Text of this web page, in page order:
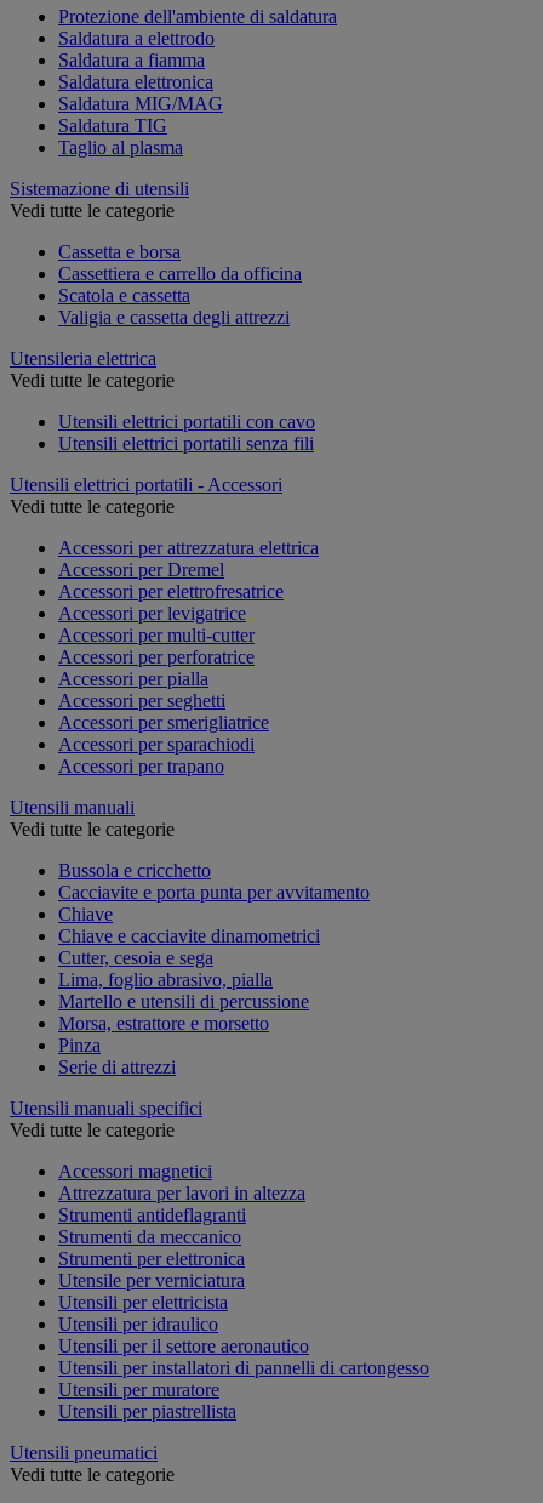
Protezione dell'ambiente di saldatura
Saldatura a elettrodo
Saldatura a fiamma
Saldatura elettronica
Saldatura MIG/MAG
Saldatura TIG
Taglio al plasma
Sistemazione di utensili
Vedi tutte le categorie
Cassetta e borsa
Cassettiera e carrello da officina
Scatola e cassetta
Valigia e cassetta degli attrezzi
Utensileria elettrica
Vedi tutte le categorie
Utensili elettrici portatili con cavo
Utensili elettrici portatili senza fili
Utensili elettrici portatili - Accessori
Vedi tutte le categorie
Accessori per attrezzatura elettrica
Accessori per Dremel
Accessori per elettrofresatrice
Accessori per levigatrice
Accessori per multi-cutter
Accessori per perforatrice
Accessori per pialla
Accessori per seghetti
Accessori per smerigliatrice
Accessori per sparachiodi
Accessori per trapano
Utensili manuali
Vedi tutte le categorie
Bussola e cricchetto
Cacciavite e porta punta per avvitamento
Chiave
Chiave e cacciavite dinamometrici
Cutter, cesoia e sega
Lima, foglio abrasivo, pialla
Martello e utensili di percussione
Morsa, estrattore e morsetto
Pinza
Serie di attrezzi
Utensili manuali specifici
Vedi tutte le categorie
Accessori magnetici
Attrezzatura per lavori in altezza
Strumenti antideflagranti
Strumenti da meccanico
Strumenti per elettronica
Utensile per verniciatura
Utensili per elettricista
Utensili per idraulico
Utensili per il settore aeronautico
Utensili per installatori di pannelli di cartongesso
Utensili per muratore
Utensili per piastrellista
Utensili pneumatici
Vedi tutte le categorie